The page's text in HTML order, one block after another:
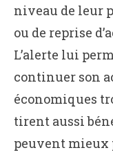
niveau de leur
ou de reprise
L’alerte lui
continuer son
économiques
tirent aussi
peuvent mieux